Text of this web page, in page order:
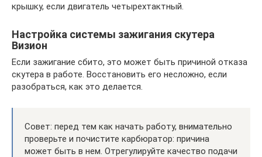
крышку, если двигатель четырехтактный.
Настройка системы зажигания скутера
Визион
Если зажигание сбито, это может быть причиной отказа
скутера в работе. Восстановить его несложно, если
разобраться, как это делается.
Совет: перед тем как начать работу, внимательно
проверьте и почистите карбюратор: причина
может быть в нем. Отрегулируйте качество подачи